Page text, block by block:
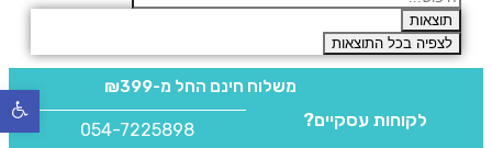
תוצאות
לצפיה בכל התוצאות
משלוח חינם החל מ-₪399
לקוחות עסקיים? 054-7225898
פתח